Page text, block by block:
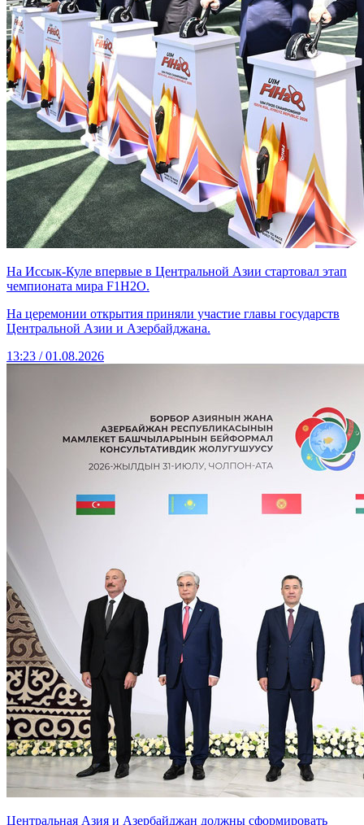
На Иссык-Куле впервые в Центральной Азии стартовал этап
чемпионата мира F1H2O.
На церемонии открытия приняли участие главы государств
Центральной Азии и Азербайджана.
13:23 / 01.08.2026
Центральная Азия и Азербайджан должны сформировать